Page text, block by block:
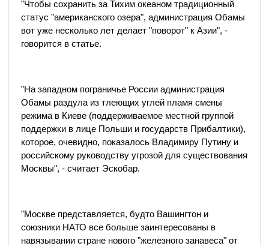
"Чтобы сохранить за Тихим океаном традиционный
статус "американского озера", администрация Обамы
вот уже несколько лет делает "поворот" к Азии", -
говорится в статье.
"На западном пограничье России администрация
Обамы раздула из тлеющих углей пламя смены
режима в Киеве (поддерживаемое местной группой
поддержки в лице Польши и государств Прибалтики),
которое, очевидно, показалось Владимиру Путину и
российскому руководству угрозой для существования
Москвы", - считает Эскобар.
"Москве представляется, будто Вашингтон и
союзники НАТО все больше заинтересованы в
навязывании стране нового "железного занавеса" от